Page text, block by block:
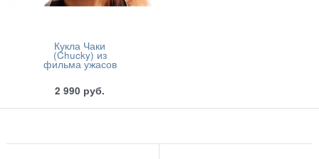
Кукла Чаки
(Chucky) из
фильма ужасов
2 990 руб.